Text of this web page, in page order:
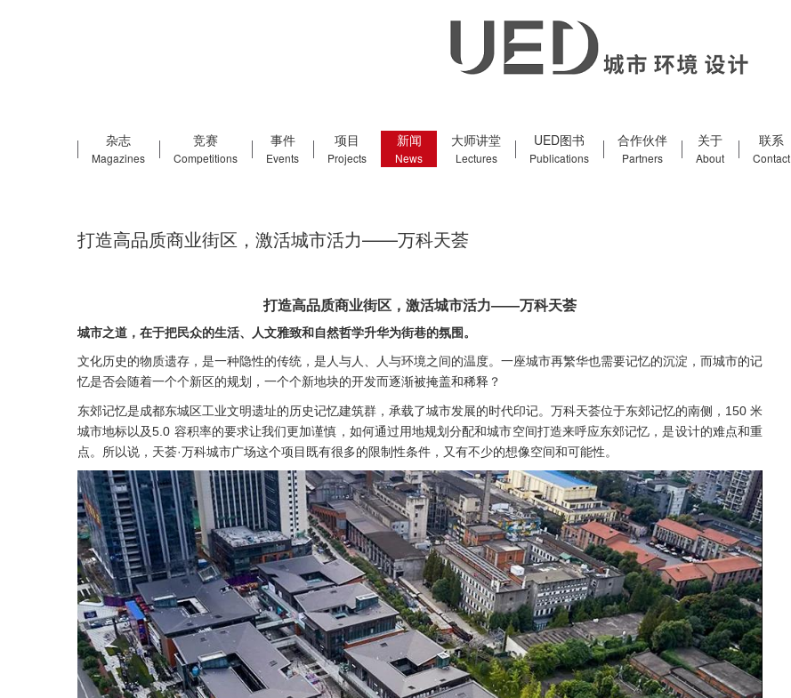
杂志
Magazines
竞赛
Competitions
事件
Events
项目
Projects
新闻
News
大师讲堂
Lectures
UED图书
Publications
合作伙伴
Partners
关于
About
联系
Contact
打造高品质商业街区，激活城市活力——万科天荟
打造高品质商业街区，激活城市活力——万科天荟
城市之道，在于把民众的生活、人文雅致和自然哲学升华为街巷的氛围。
文化历史的物质遗存，是一种隐性的传统，是人与人、人与环境之间的温度。一座城市再繁华也需要记忆的沉淀，而城市的记
忆是否会随着一个个新区的规划，一个个新地块的开发而逐渐被掩盖和稀释？
东郊记忆是成都东城区工业文明遗址的历史记忆建筑群，承载了城市发展的时代印记。万科天荟位于东郊记忆的南侧，150 米
城市地标以及5.0 容积率的要求让我们更加谨慎，如何通过用地规划分配和城市空间打造来呼应东郊记忆，是设计的难点和重
点。所以说，天荟·万科城市广场这个项目既有很多的限制性条件，又有不少的想像空间和可能性。